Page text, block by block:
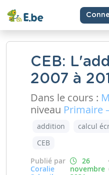
CEB:
2007 à
Dans le cours :
niveau Primaire
addition calcul
CEB
Publié par
Coralie
26
novembre